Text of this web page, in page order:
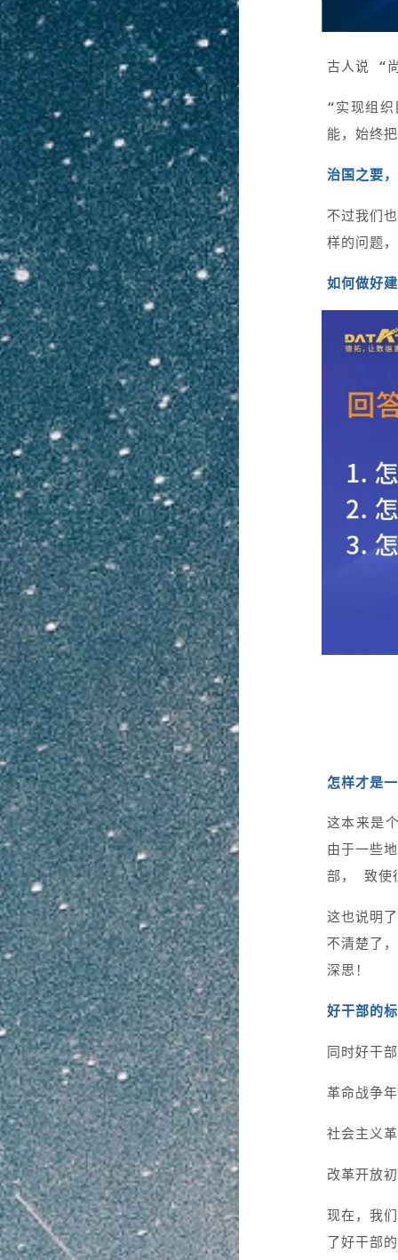
古人说 “
“实现组
能，始终
治国之要
不过我们
样的问题
如何做好
怎样才是
这本来是
由于一些
部， 致使
这也说明
不清楚了
深思！
好干部的
同时好干
革命战争
社会主义
改革开放
现在，我
了好干部